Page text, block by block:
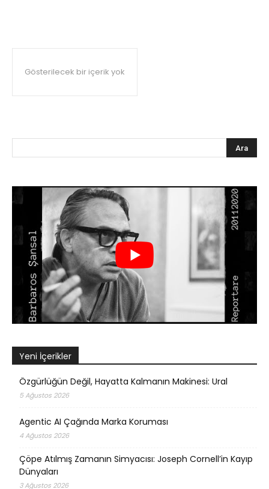
Gösterilecek bir içerik yok
Yeni İçerikler
Özgürlüğün Değil, Hayatta Kalmanın Makinesi: Ural
5 Ağustos 2026
Agentic AI Çağında Marka Koruması
4 Ağustos 2026
Çöpe Atılmış Zamanın Simyacısı: Joseph Cornell’in Kayıp
Dünyaları
3 Ağustos 2026